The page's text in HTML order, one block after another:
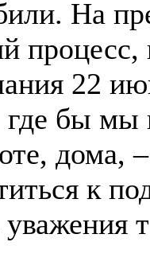
На
процесс,
22
где бы мы
дома,
к